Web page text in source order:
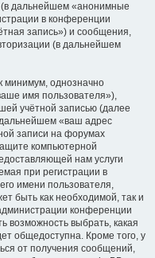
дальнейшем «анонимные
в конференции
запись») и сообщения,
(в дальнейшем
минимум, однозначно
имя пользователя»),
учётной записью (далее
«ваш адрес
записи на форумах
компьютерной
нам услуги
при регистрации в
имени пользователя,
быть как необходимой, так и
конференции
возможность выбрать, какая
общедоступна. Кроме того, у
от получения сообщений,